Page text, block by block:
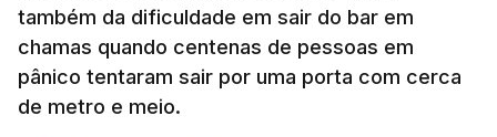
também da dificuldade em sair do bar em
chamas quando centenas de pessoas em
pânico tentaram sair por uma porta com cerca
de metro e meio.